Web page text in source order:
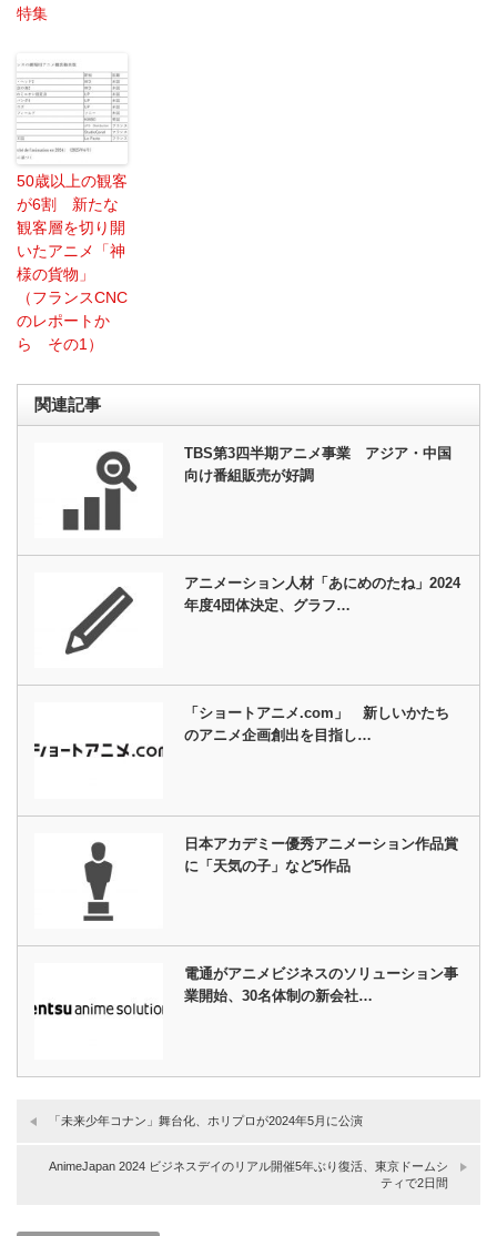
特集
50歳以上の観客
が6割 新たな
観客層を切り開
いたアニメ「神
様の貨物」
（フランスCNC
のレポートか
ら その1）
関連記事
TBS第3四半期アニメ事業 アジア・中国
向け番組販売が好調
アニメーション人材「あにめのたね」2024
年度4団体決定、グラフ…
「ショートアニメ.com」 新しいかたち
のアニメ企画創出を目指し…
日本アカデミー優秀アニメーション作品賞
に「天気の子」など5作品
電通がアニメビジネスのソリューション事
業開始、30名体制の新会社…
「未来少年コナン」舞台化、ホリプロが2024年5月に公演
AnimeJapan 2024 ビジネスデイのリアル開催5年ぶり復活、東京ドームシ
ティで2日間